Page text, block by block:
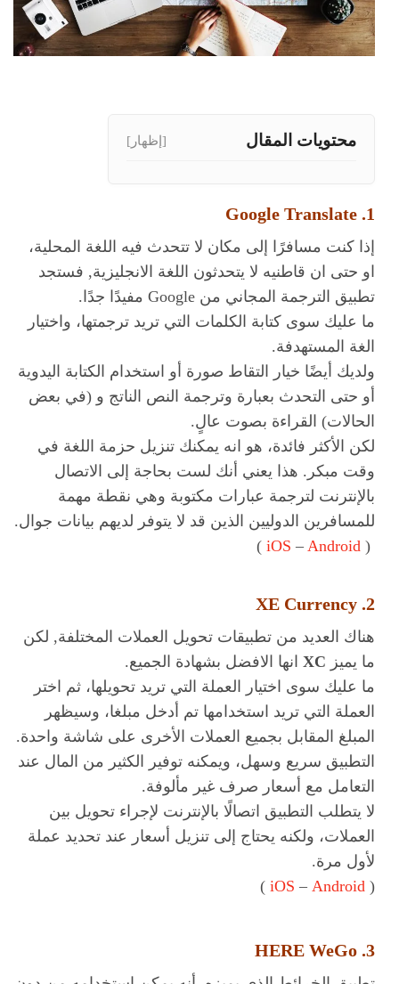
محتويات المقال [إظهار]
1. Google Translate
إذا كنت مسافرًا إلى مكان لا تتحدث فيه اللغة المحلية،
او حتى ان قاطنيه لا يتحدثون اللغة الانجليزية, فستجد
تطبيق الترجمة المجاني من Google مفيدًا جدًا.
ما عليك سوى كتابة الكلمات التي تريد ترجمتها، واختيار
الغة المستهدفة.
ولديك أيضًا خيار التقاط صورة أو استخدام الكتابة اليدوية
أو حتى التحدث بعبارة وترجمة النص الناتج و (في بعض
الحالات) القراءة بصوت عالٍ.
لكن الأكثر فائدة، هو انه يمكنك تنزيل حزمة اللغة في
وقت مبكر. هذا يعني أنك لست بحاجة إلى الاتصال
بالإنترنت لترجمة عبارات مكتوبة وهي نقطة مهمة
للمسافرين الدوليين الذين قد لا يتوفر لديهم بيانات جوال.
(
iOS – Android
)
2. XE Currency
هناك العديد من تطبيقات تحويل العملات المختلفة, لكن
ما يميز XC انها الافضل بشهادة الجميع.
ما عليك سوى اختيار العملة التي تريد تحويلها، ثم اختر
العملة التي تريد استخدامها تم أدخل مبلغا، وسيظهر
المبلغ المقابل بجميع العملات الأخرى على شاشة واحدة.
التطبيق سريع وسهل، ويمكنه توفير الكثير من المال عند
التعامل مع أسعار صرف غير مألوفة.
لا يتطلب التطبيق اتصالًا بالإنترنت لإجراء تحويل بين
العملات، ولكنه يحتاج إلى تنزيل أسعار عند تحديد عملة
لأول مرة.
(
iOS – Android
)
3. HERE WeGo